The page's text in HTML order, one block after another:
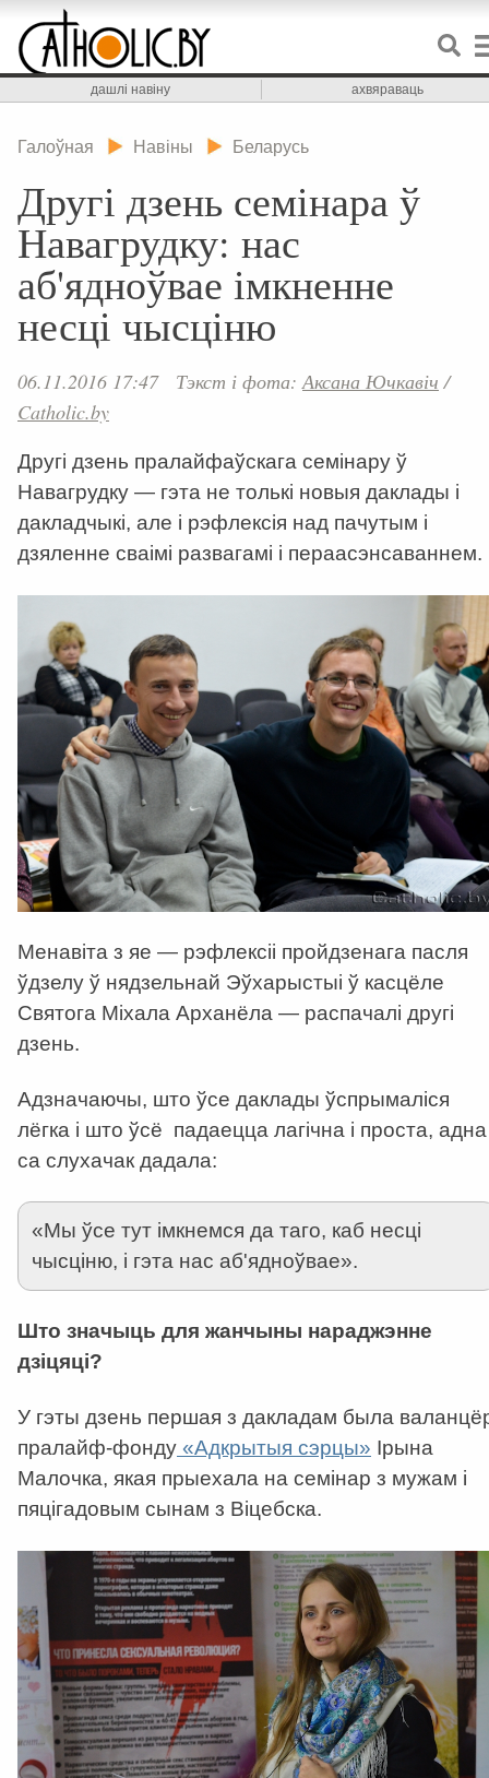
дашлі навіну ахвяраваць
Галоўная Навіны Беларусь
Другі дзень семінара ў
Навагрудку: нас
аб'ядноўвае імкненне
несці чысціню
06.11.2016 17:47 Тэкст і фота:Аксана Ючкавіч /
Catholic.by
Другі дзень пралайфаўскага семінару ў
Навагрудку — гэта не толькі новыя даклады і
дакладчыкі, але і рэфлексія над пачутым і
дзяленне сваімі развагамі і пераасэнсаваннем.
Менавіта з яе — рэфлексіі пройдзенага пасля
ўдзелу ў нядзельнай Эўхарыстыі ў касцёле
Святога Міхала Арханёла — распачалі другі
дзень.
Адзначаючы, што ўсе даклады ўспрымаліся
лёгка і што ўсё падаецца лагічна і проста, адна
са слухачак дадала:
«Мы ўсе тут імкнемся да таго, каб несці
чысціню, і гэта нас аб'ядноўвае».
Што значыць для жанчыны нараджэнне
дзіцяці?
У гэты дзень першая з дакладам была
пралайф-фонду «Адкрытыя сэрцы» Ірына
Малочка, якая прыехала на семінар з мужам і
пяцігадовым сынам з Віцебска.